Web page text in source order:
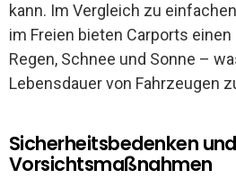
kann. Im Vergleich zu
im Freien bieten Carports
Regen, Schnee und Sonne –
Lebensdauer von Fahrzeugen
Sicherheitsbedenken und
Vorsichtsmaßnahmen